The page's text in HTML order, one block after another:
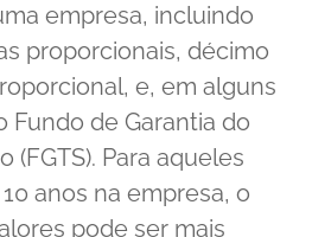
empresa, incluindo
proporcionais, décimo
e, em alguns
Fundo de Garantia do
(FGTS). Para aqueles
anos na empresa, o
pode ser mais